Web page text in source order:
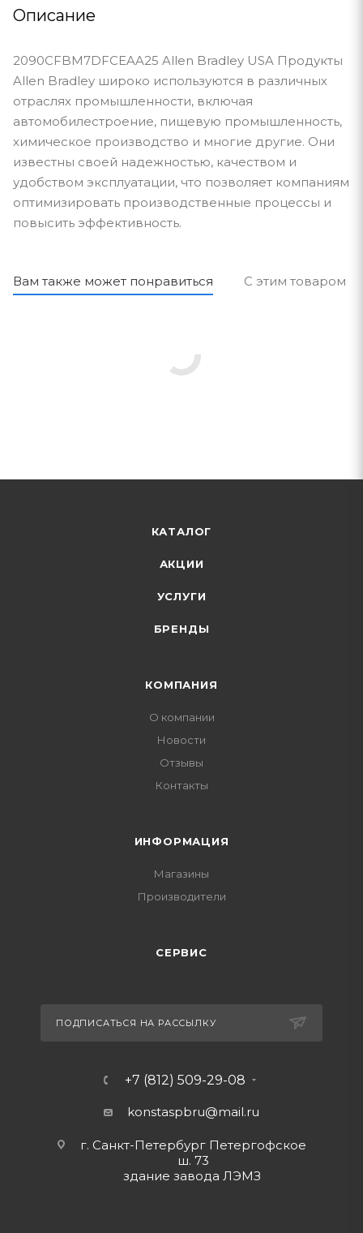
Описание
2090CFBM7DFCEAA25 Allen Bradley USA Продукты
Allen Bradley широко используются в различных
отраслях промышленности, включая
автомобилестроение, пищевую промышленность,
химическое производство и многие другие. Они
известны своей надежностью, качеством и
удобством эксплуатации, что позволяет компаниям
оптимизировать производственные процессы и
повысить эффективность.
Вам также может понравиться С этим товаром
КАТАЛОГ
АКЦИИ
УСЛУГИ
БРЕНДЫ
КОМПАНИЯ
О компании
Новости
Отзывы
Контакты
ИНФОРМАЦИЯ
Магазины
Производители
СЕРВИС
ПОДПИСАТЬСЯ НА РАССЫЛКУ
+7 (812) 509-29-08
konstaspbru@mail.ru
г. Санкт-Петербург Петергофское
ш. 73
здание завода ЛЭМЗ